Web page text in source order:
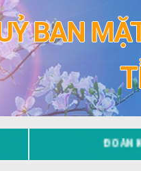
BAN
ĐOÀN